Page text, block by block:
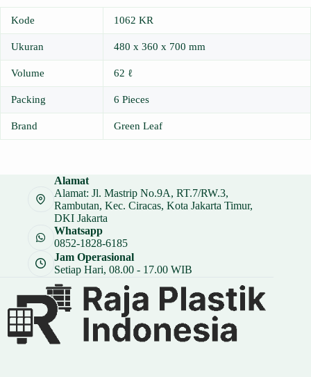
Kode 1062 KR
Ukuran 480 x 360 x 700 mm
Volume 62 ℓ
Packing 6 Pieces
Brand Green Leaf
Alamat
Alamat: Jl. Mastrip No.9A, RT.7/RW.3,
Rambutan, Kec. Ciracas, Kota Jakarta Timur,
DKI Jakarta
Whatsapp
0852-1828-6185
Jam Operasional
Setiap Hari, 08.00 - 17.00 WIB